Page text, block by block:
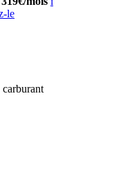
le
carburant